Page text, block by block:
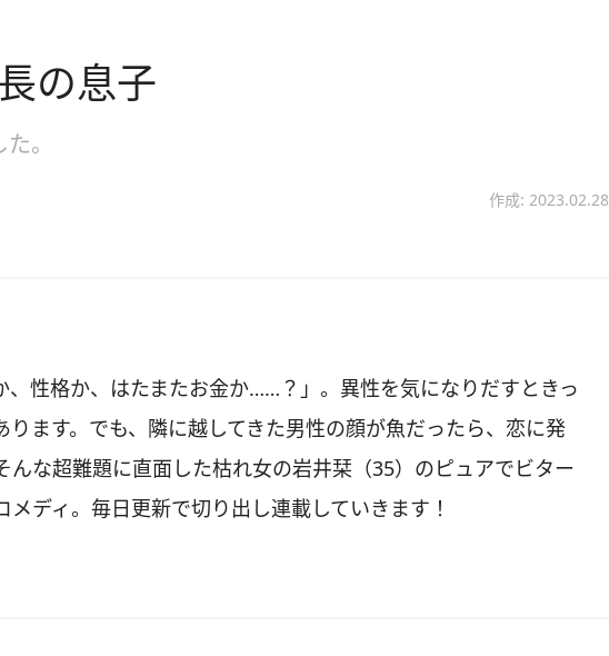
の息子
。
作成: 2023.02.28
、性格か、はたまたお金か……？」。異性を気になりだすときっ
ります。でも、隣に越してきた男性の顔が魚だったら、恋に発
んな超難題に直面した枯れ女の岩井栞（35）のピュアでビター
ディ。毎日更新で切り出し連載していきます！